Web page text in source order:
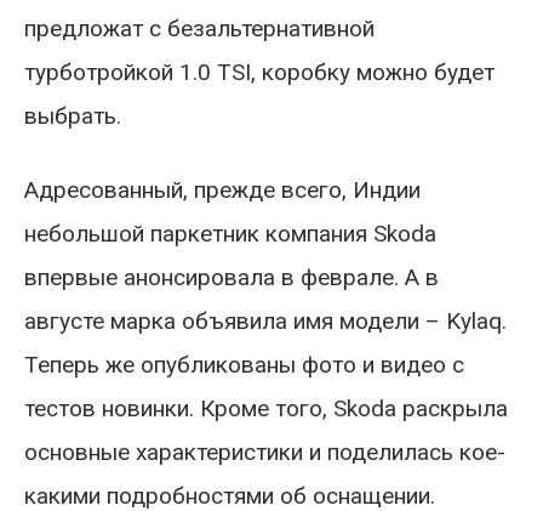
предложат с безальтернативной
турботройкой 1.0 TSI, коробку можно будет
выбрать.
Адресованный, прежде всего, Индии
небольшой паркетник компания Skoda
впервые анонсировала в феврале. А в
августе марка объявила имя модели – Kylaq.
Теперь же опубликованы фото и видео с
тестов новинки. Кроме того, Skoda раскрыла
основные характеристики и поделилась кое-
какими подробностями об оснащении.